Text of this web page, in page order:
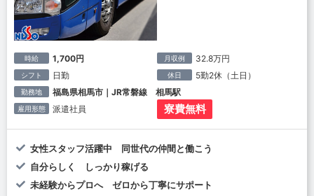
時給 1,700円 月収例 32.8万円
シフト 日勤 休日 5勤2休（土日）
勤務地 福島県相馬市｜JR常磐線 相馬駅
雇用形態 派遣社員 寮費無料
女性スタッフ活躍中 同世代の仲間と働こう
自分らしく しっかり稼げる
未経験からプロへ ゼロから丁寧にサポート